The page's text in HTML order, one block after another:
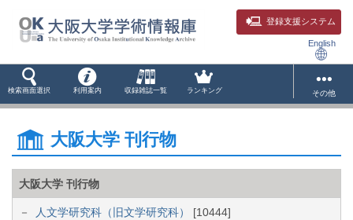
登録支援システム
English
検索画面選択 利用案内 収録雑誌一覧 ランキング その他
大阪大学 刊行物
大阪大学 刊行物
人文学研究科（旧文学研究科） [10444]